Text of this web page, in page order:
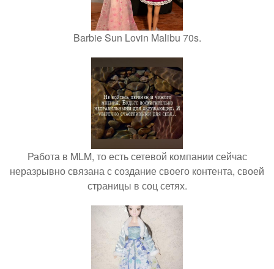
Barbie Sun Lovin Malibu 70s.
Работа в MLM, то есть сетевой компании сейчас
неразрывно связана с создание своего контента, своей
страницы в соц сетях.